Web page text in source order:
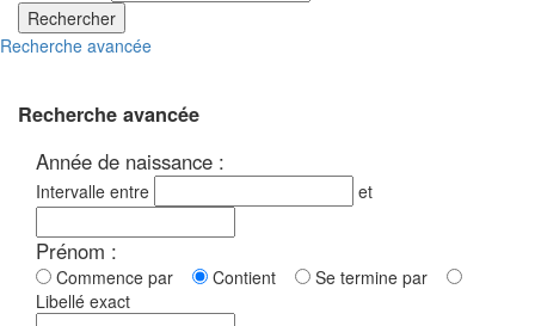
Rechercher
Recherche avancée
Recherche avancée
Année de naissance :
Intervalle entre et
Prénom :
Commence par Contient
Se termine par
Libellé exact